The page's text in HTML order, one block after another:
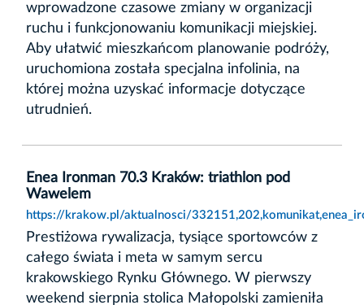
wprowadzone czasowe zmiany w organizacji
ruchu i funkcjonowaniu komunikacji miejskiej.
Aby ułatwić mieszkańcom planowanie podróży,
uruchomiona została specjalna infolinia, na
której można uzyskać informacje dotyczące
utrudnień.
Enea Ironman 70.3 Kraków: triathlon pod
Wawelem
https://krakow.pl/aktualnosci/
Prestiżowa rywalizacja, tysiące sportowców z
całego świata i meta w samym sercu
krakowskiego Rynku Głównego. W pierwszy
weekend sierpnia stolica Małopolski zamieniła